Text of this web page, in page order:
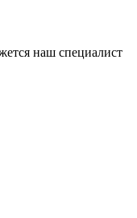
наш специалист